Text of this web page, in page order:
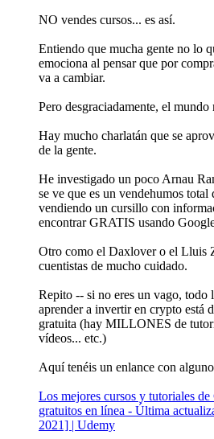
NO vendes cursos... es así.
Entiendo que mucha gente no lo
emociona al pensar que por
va a cambiar.
Pero desgraciadamente, el
Hay mucho charlatán que se
de la gente.
He investigado un poco Arnau
se ve que es un vendehumos total
vendiendo un cursillo con
encontrar GRATIS usando
Otro como el Daxlover o el Lluis
cuentistas de mucho cuidado.
Repito -- si no eres un vago, todo
aprender a invertir en crypto está
gratuita (hay MILLONES de
vídeos... etc.)
Aquí tenéis un enlance con
Los mejores cursos y tutoriales
gratuitos en línea - Última
2021] | Udemy